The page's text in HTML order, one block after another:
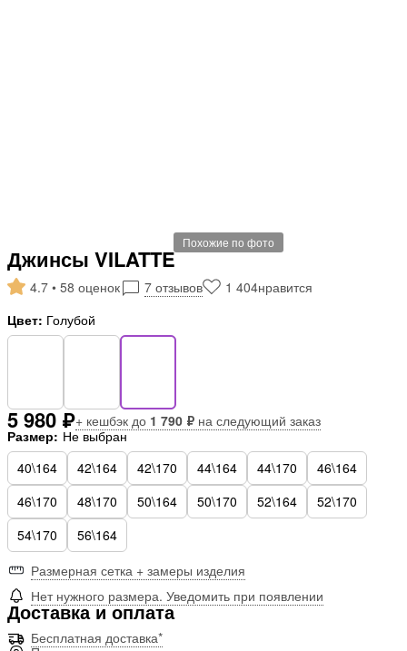
Похожие по фото
Джинсы VILATTE
4.7 • 58 оценок 7 отзывов 1 404нравится
Цвет: Голубой
5 980 ₽+ кешбэк до 1 790 ₽ на следующий заказ
Размер: Не выбран
40\164
42\164 42\170 44\164 44\170
46\164
46\170
48\170 50\164 50\170 52\164
52\170
54\170
56\164
Размерная сетка + замеры изделия
Нет нужного размера. Уведомить при появлении
Доставка и оплата
Бесплатная доставка*